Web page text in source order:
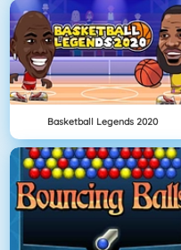
Basketball Legends 2020